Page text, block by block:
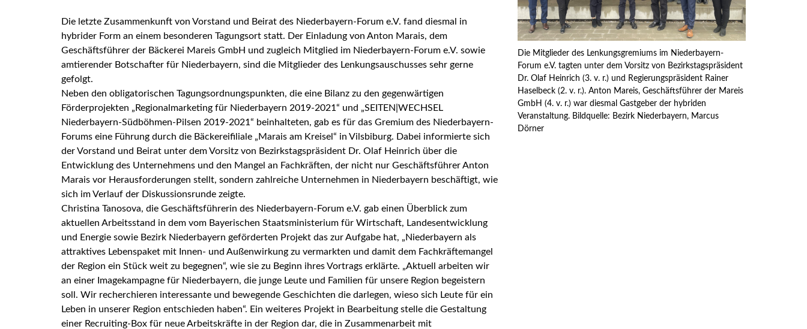
Die letzte Zusammenkunft von Vorstand und Beirat des Niederbayern-Forum e.V. fand diesmal in
hybrider Form an einem besonderen Tagungsort statt. Der Einladung von Anton Marais, dem
Geschäftsführer der Bäckerei Mareis GmbH und zugleich Mitglied im Niederbayern-Forum e.V. sowie
amtierender Botschafter für Niederbayern, sind die Mitglieder des Lenkungsauschusses sehr gerne
gefolgt.
Neben den obligatorischen Tagungsordnungspunkten, die eine Bilanz zu den gegenwärtigen
Förderprojekten „Regionalmarketing für Niederbayern 2019-2021“ und „SEITEN|WECHSEL
Niederbayern-Südböhmen-Pilsen 2019-2021“ beinhalteten, gab es für das Gremium des Niederbayern-
Forums eine Führung durch die Bäckereifiliale „Marais am Kreisel“ in Vilsbiburg. Dabei informierte sich
der Vorstand und Beirat unter dem Vorsitz von Bezirkstagspräsident Dr. Olaf Heinrich über die
Entwicklung des Unternehmens und den Mangel an Fachkräften, der nicht nur Geschäftsführer Anton
Marais vor Herausforderungen stellt, sondern zahlreiche Unternehmen in Niederbayern beschäftigt, wie
sich im Verlauf der Diskussionsrunde zeigte.
Christina Tanosova, die Geschäftsführerin des Niederbayern-Forum e.V. gab einen Überblick zum
aktuellen Arbeitsstand in dem vom Bayerischen Staatsministerium für Wirtschaft, Landesentwicklung
und Energie sowie Bezirk Niederbayern geförderten Projekt das zur Aufgabe hat, „Niederbayern als
attraktives Lebenspaket mit Innen- und Außenwirkung zu vermarkten und damit dem Fachkräftemangel
der Region ein Stück weit zu begegnen“, wie sie zu Beginn ihres Vortrags erklärte. „Aktuell arbeiten wir
an einer Imagekampagne für Niederbayern, die junge Leute und Familien für unsere Region begeistern
soll. Wir recherchieren interessante und bewegende Geschichten die darlegen, wieso sich Leute für ein
Leben in unserer Region entschieden haben“. Ein weiteres Projekt in Bearbeitung stelle die Gestaltung
einer Recruiting-Box für neue Arbeitskräfte in der Region dar, die in Zusammenarbeit mit
Die Mitglieder des Lenkungsgremiums im Niederbayern-
Forum e.V. tagten unter dem Vorsitz von Bezirkstagspräsident
Dr. Olaf Heinrich (3. v. r.) und Regierungspräsident Rainer
Haselbeck (2. v. r.). Anton Mareis, Geschäftsführer der Mareis
GmbH (4. v. r.) war diesmal Gastgeber der hybriden
Veranstaltung. Bildquelle: Bezirk Niederbayern, Marcus
Dörner